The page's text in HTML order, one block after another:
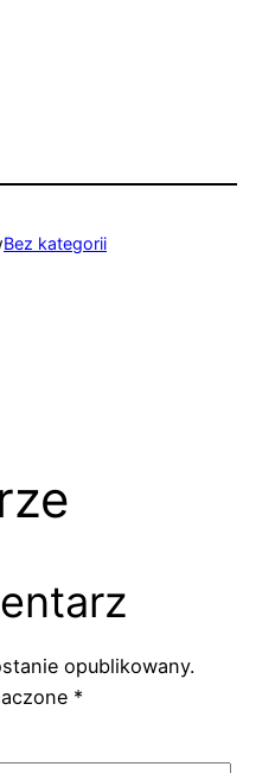
Bez kategorii
opublikowany.
*